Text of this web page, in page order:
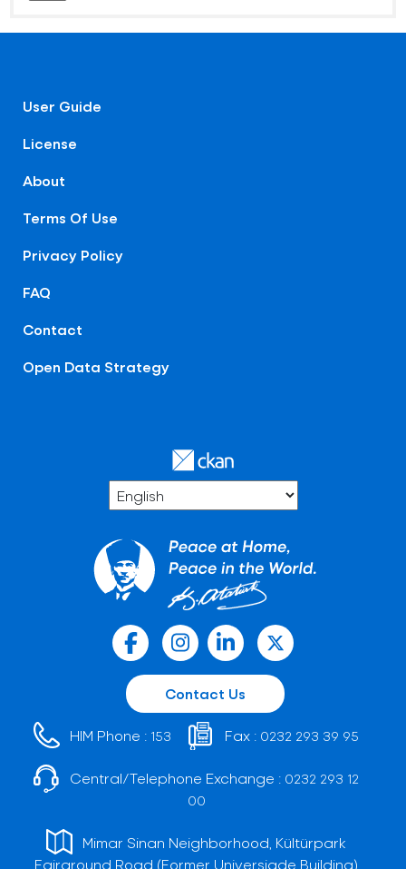
User Guide
License
About
Terms Of Use
Privacy Policy
FAQ
Contact
Open Data Strategy
Contact Us
HIM Phone : 153 Fax : 0232 293 39 95
Central/Telephone Exchange : 0232 293 12
00
Mimar Sinan Neighborhood, Kültürpark
Fairground Road (Former Universiade Building)